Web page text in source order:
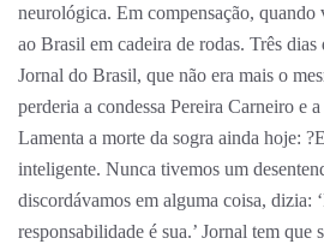
neurológica. Em compensação, quando
ao Brasil em cadeira de rodas. Três dias
Jornal do Brasil, que não era mais o
perderia a condessa Pereira Carneiro e
Lamenta a morte da sogra ainda hoje:
inteligente. Nunca tivemos um
discordávamos em alguma coisa, dizia:
responsabilidade é sua.’ Jornal tem que